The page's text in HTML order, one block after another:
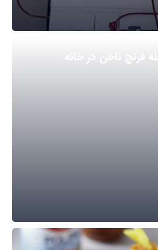
فرنچ ناخن در خانه